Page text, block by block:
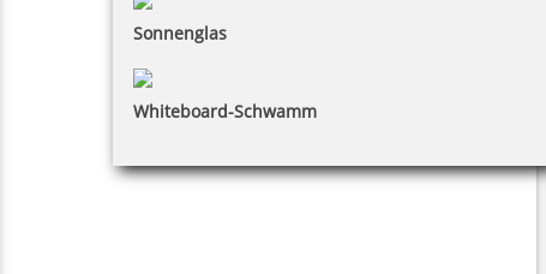
Sonnenglas
Whiteboard-Schwamm